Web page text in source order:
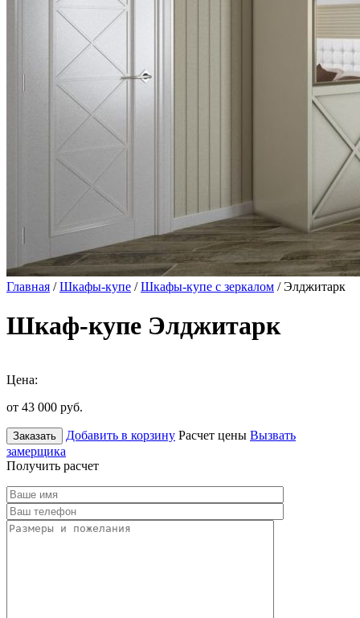
Главная /Шкафы-купе /Шкафы-купе с зеркалом / Элджитарк
Шкаф-купе Элджитарк
Цена:
от 43 000 руб.
Заказать Добавить в корзину Расчет цены Вызвать
замерщика
Получить расчет